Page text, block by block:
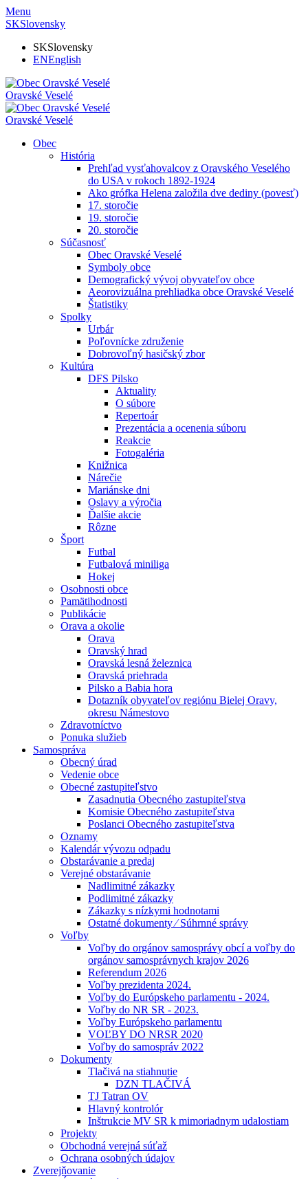
Menu
SKSlovensky
SKSlovensky
ENEnglish
Oravské Veselé
Oravské Veselé
Obec
História
Prehľad vysťahovalcov z Oravského Veselého
do USA v rokoch 1892-1924
Ako grófka Helena založila dve dediny (povesť)
17. storočie
19. storočie
20. storočie
Súčasnosť
Obec Oravské Veselé
Symboly obce
Demografický vývoj obyvateľov obce
Aeorovizuálna prehliadka obce Oravské Veselé
Štatistiky
Spolky
Urbár
Poľovnícke združenie
Dobrovoľný hasičský zbor
Kultúra
DFS Pilsko
Aktuality
O súbore
Repertoár
Prezentácia a ocenenia súboru
Reakcie
Fotogaléria
Knižnica
Nárečie
Mariánske dni
Oslavy a výročia
Ďalšie akcie
Rôzne
Šport
Futbal
Futbalová miniliga
Hokej
Osobnosti obce
Pamätihodnosti
Publikácie
Orava a okolie
Orava
Oravský hrad
Oravská lesná železnica
Oravská priehrada
Pilsko a Babia hora
Dotazník obyvateľov regiónu Bielej Oravy,
okresu Námestovo
Zdravotníctvo
Ponuka služieb
Samospráva
Obecný úrad
Vedenie obce
Obecné zastupiteľstvo
Zasadnutia Obecného zastupiteľstva
Komisie Obecného zastupiteľstva
Poslanci Obecného zastupiteľstva
Oznamy
Kalendár vývozu odpadu
Obstarávanie a predaj
Verejné obstarávanie
Nadlimitné zákazky
Podlimitné zákazky
Zákazky s nízkymi hodnotami
Ostatné dokumenty ⁄ Súhrnné správy
Voľby
Voľby do orgánov samosprávy obcí a voľby do
orgánov samosprávnych krajov 2026
Referendum 2026
Voľby prezidenta 2024.
Voľby do Európskeho parlamentu - 2024.
Voľby do NR SR - 2023.
Voľby Európskeho parlamentu
VOĽBY DO NRSR 2020
Voľby do samospráv 2022
Dokumenty
Tlačivá na stiahnutie
DZN TLAČIVÁ
TJ Tatran OV
Hlavný kontrolór
Inštrukcie MV SR k mimoriadnym udalostiam
Projekty
Obchodná verejná súťaž
Ochrana osobných údajov
Zverejňovanie